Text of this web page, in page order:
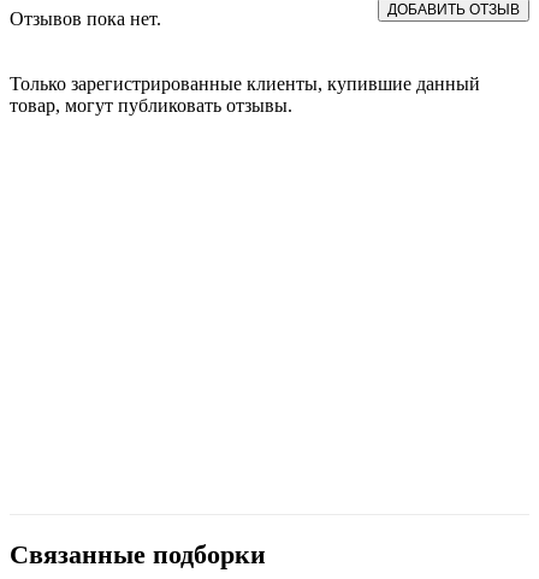
Отзывов пока нет. ДОБАВИТЬ ОТЗЫВ
Только зарегистрированные клиенты, купившие данный
товар, могут публиковать отзывы.
Связанные подборки